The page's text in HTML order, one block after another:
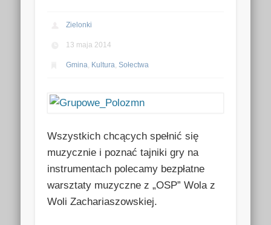
Zielonki
13 maja 2014
Gmina Kultura ,Sołectwa
Wszystkich chcących spełnić się
muzycznie i poznać tajniki gry na
instrumentach polecamy bezpłatne
warsztaty muzyczne z „OSP” Wola z
Woli Zachariaszowskiej.